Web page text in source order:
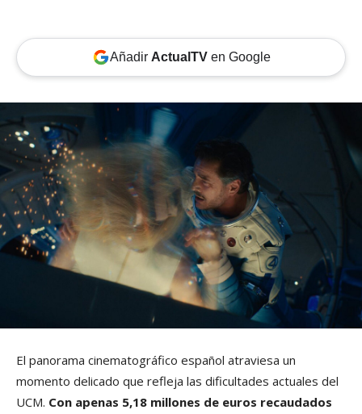
Añadir ActualTVen Google
El panorama cinematográfico español atraviesa un
momento delicado que refleja las dificultades actuales del
UCM. Con apenas 5,18 millones de euros recaudados